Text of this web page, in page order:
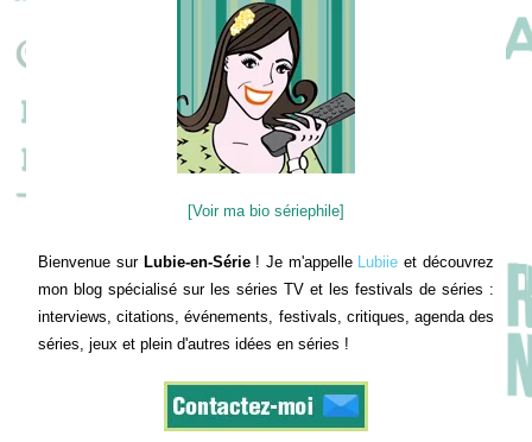
[Voir ma bio sériephile]
Bienvenue sur Lubie-en-Série! Je m'appelle Lubiie et découvrez
mon blog spécialisé sur les séries TV et les festivals de séries :
interviews, citations, événements, festivals, critiques, agenda des
séries, jeux et plein d'autres idées en séries !